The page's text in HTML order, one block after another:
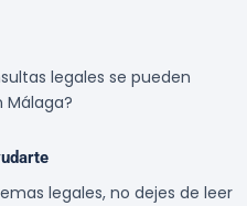
legales se pueden
legales, no dejes de leer